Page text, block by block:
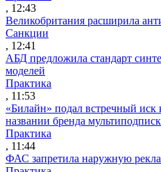
, 12:43
Великобритания расширила
Санкции
, 12:41
АБД предложила стандарт
моделей
Практика
, 11:53
«Билайн» подал встречный иск
названии бренда
Практика
, 11:44
ФАС запретила наружную